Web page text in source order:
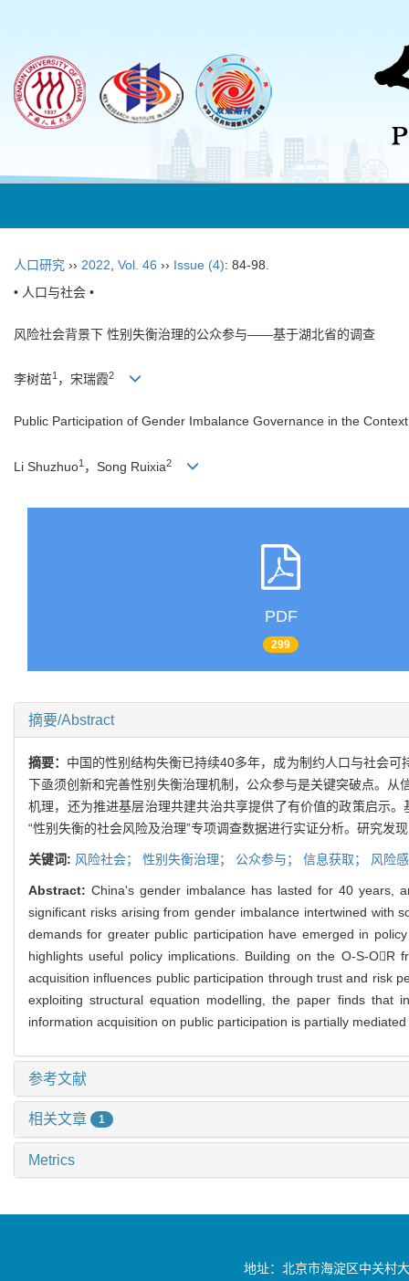
人口研究 ›› 2022 Vol. 46 ›› Issue (4): 84-98.
• 人口与社会 •
风险社会背景下 性别失衡治理的公众参与——基于湖北省的调查
李树茁1 ，宋瑞霞2
Public Participation of Gender Imbalance Governance in the
Li Shuzhuo1 ，Song Ruixia2
PDF
299
摘要/Abstract
摘要： 中国的性别结构失衡已持续40多年，成为制约人口与社会
下亟须创新和完善性别失衡治理机制，公众参与是关键突破点。
机理，还为推进基层治理共建共治共享提供了有价值的政策启示
“性别失衡的社会风险及治理”专项调查数据进行实证分析。研究
关键词: 风险社会； 性别失衡治理； 公众参与； 信息获取； 风险
Abstract: China's gender imbalance has lasted for 40 years,
significant risks arising from gender imbalance intertwined with
demands for greater public participation have emerged in
highlights useful policy implications. Building on the O-S-
acquisition influences public participation through trust and risk
exploiting structural equation modelling, the paper finds that
information acquisition on public participation is partially
参考文献
相关文章 1
Metrics
地址：北京市海淀区中关村